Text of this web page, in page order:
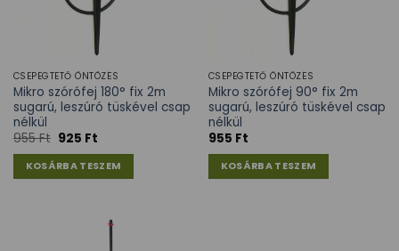
CSEPEGTETŐ ÖNTÖZÉS
Mikro szórófej 180° fix 2m
sugarú, leszúró tüskével csap
nélkül
955Ft 925 Ft
KOSÁRBA TESZEM
CSEPEGTETŐ ÖNTÖZÉS
Mikro szórófej 90° fix 2m
sugarú, leszúró tüskével csap
nélkül
955 Ft
KOSÁRBA TESZEM